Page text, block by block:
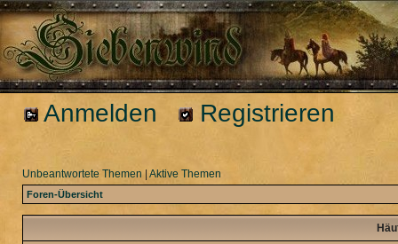
Anmelden Registrieren
Unbeantwortete Themen Aktive Themen
Foren-Übersicht